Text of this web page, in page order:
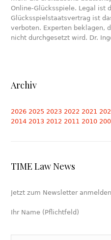
Online-Glücksspiele. Legal ist
Glücksspielstaatsvertrag ist
verboten. Experten beklagen,
nicht durchgesetzt wird. Dr.
Archiv
2026 2025 2023 2022 2021
2014 2013 2012 2011 2010
TIME Law News
Jetzt zum Newsletter
Ihr Name (Pflichtfeld)